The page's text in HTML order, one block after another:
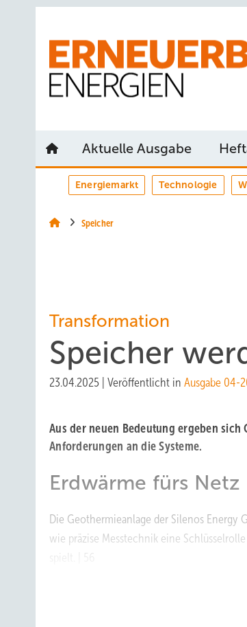
Aktuelle Ausgabe
Energiemarkt Technologie
Speicher
Transformation
Speicher
23.04.2025 Veröffentlicht in Ausgabe 04-
Aus der neuen Bedeutung ergeben
Anforderungen an die Systeme.
Erdwärme fürs Netz
Die Geothermieanlage der Silenos Energy
wie präzise Messtechnik eine
spielt. | 56